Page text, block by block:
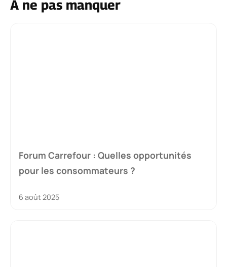
À ne pas manquer
Forum Carrefour : Quelles opportunités
pour les consommateurs ?
6 août 2025